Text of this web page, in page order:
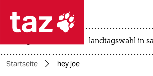
 taz zahl ich
landtagswahl in
Startseite hey joe